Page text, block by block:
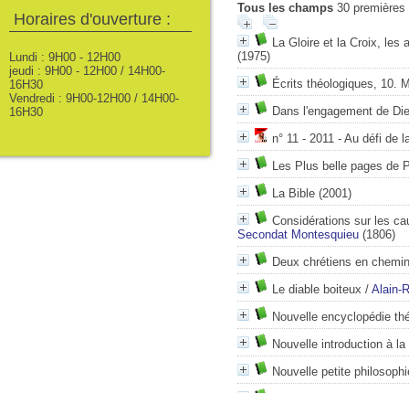
Tous les champs 30
La Gloire et la Croix, les
(1975)
Écrits théologiques, 10.
Dans l'engagement de
n° 11 - 2011 - Au défi de
Les Plus belle pages de
La Bible (2001)
Considérations sur les
Secondat Montesquieu (1806)
Deux chrétiens en chemin
Le diable boiteux / Alain-
Nouvelle encyclopédie
Nouvelle introduction à la
Nouvelle petite
Horaires d'ouverture :
Lundi : 9H00 - 12H00
jeudi : 9H00 - 12H00 / 14H00-
16H30
Vendredi : 9H00-12H00 / 14H00-
16H30